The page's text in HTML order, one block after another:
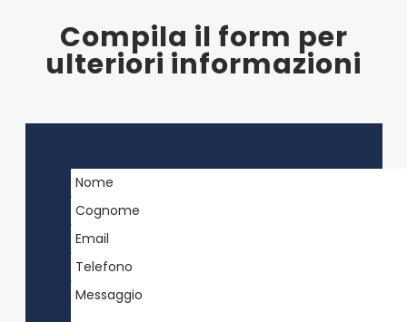
Compila il form per
ulteriori informazioni